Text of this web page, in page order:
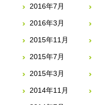
2016年7月
2016年3月
2015年11月
2015年7月
2015年3月
2014年11月